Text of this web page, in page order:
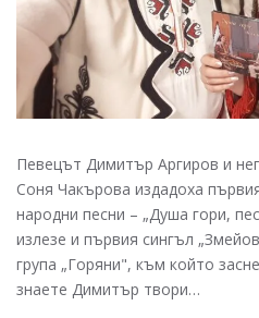
Певецът Димитър Аргиров и
Соня Чакърова издадоха
народни песни – „Душа гори,
излезе и първия сингъл
група „Горяни", към който
знаете Димитър твори…